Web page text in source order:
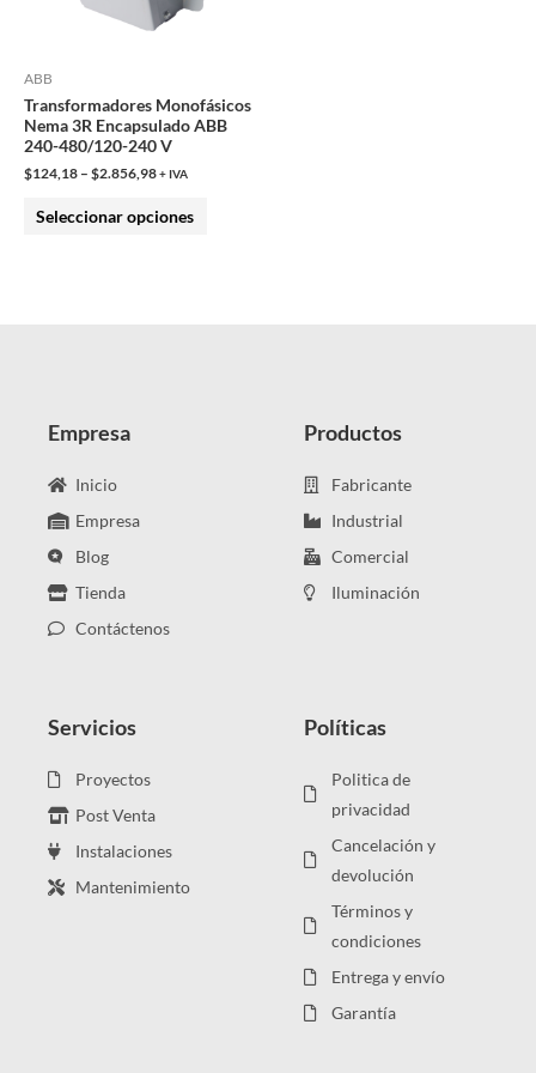
ABB
Transformadores Monofásicos
Nema 3R Encapsulado ABB
240-480/120-240 V
$124,18 – $2.856,98+ IVA
Seleccionar opciones
elegir
en
Empresa
Inicio
Empresa
Blog
Tienda
Contáctenos
Productos
Fabricante
Industrial
Comercial
Iluminación
Servicios
Proyectos
Post Venta
Instalaciones
Mantenimiento
Políticas
Politica de
privacidad
Cancelación y
devolución
Términos y
condiciones
Entrega y envío
Garantía